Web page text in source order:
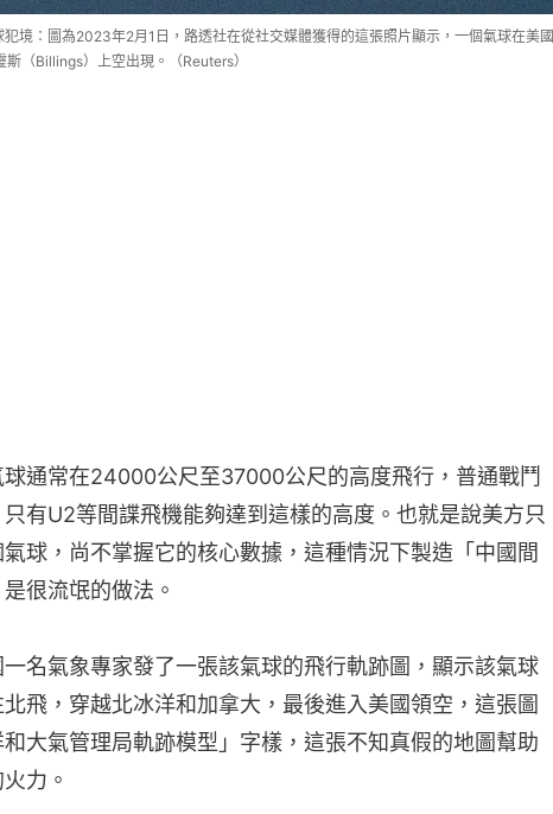
境：圖為2023年2月1日，路透社在從社交媒體獲得的這張照片顯示，一個氣球在美國
（Billings）上空出現。（Reuters）
通常在24000公尺至37000公尺的高度飛行，普通戰鬥
有U2等間諜飛機能夠達到這樣的高度。也就是說美方只
球，尚不掌握它的核心數據，這種情況下製造「中國間
很流氓的做法。
名氣象專家發了一張該氣球的飛行軌跡圖，顯示該氣球
飛，穿越北冰洋和加拿大，最後進入美國領空，這張圖
大氣管理局軌跡模型」字樣，這張不知真假的地圖幫助
力。